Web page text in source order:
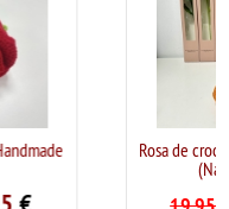
Rosa de crochet. Handmade